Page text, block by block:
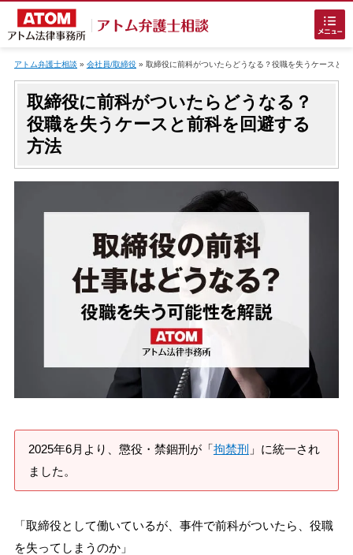
でお困りの方
刑事事件の無料相談
接見・面会を弁護士に依頼
刑事事件を示談で解決したい
アトムについて知りたい方
弁護士費用
アトム弁護士相談 » 会社員/取締役» 取締役に前科がついたらどうなる？役職を失うケースと
取締役に前科がついたらどうなる？
役職を失うケースと前科を回避する
方法
2025年6月より、懲役・禁錮刑が「拘禁刑 」に統一され
ました。
「取締役として働いているが、事件で前科がついたら、役職
を失ってしまうのか」